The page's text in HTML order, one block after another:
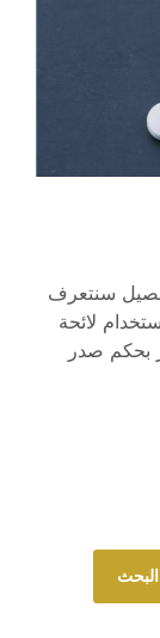
سنتعرف
لائحة
بحكم صدر
البحث